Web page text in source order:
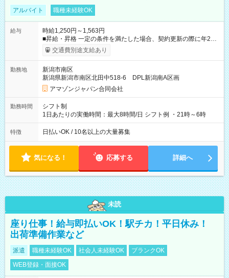
アルバイト 職種未経験OK
給与
時給1,250円～1,563円
■昇給・昇格 一定の条件を満たした場合、契約更新の際に年2回
まで昇給の機会があります。 ■正社員登用制度あり ※月末締/翌
月25日支払い ※時間外手当、別途支給 ※深夜割増賃金 (22:00～
☆Amazon直雇用で安定して働けます！ 【試用期間】試用期間
あり 試用期間の長さ：1週間 雇用形態、給与は本採用時と同じ
です。
交通費別途支給あり
勤務地
新潟市南区
新潟県新潟市南区北田中518-6 DPL新潟南A区画
アマゾンジャパン合同会社
勤務時間
シフト制
1日あたりの実働時間：最大8時間/日 シフト例 ・21時～6時
特徴 日払いOK / 10名以上の大量募集
気になる！ 応募する 詳細へ
未読
座り仕事！給与即払いOK！駅チカ！平日休み！
出荷準備作業など
派遣 職種未経験OK 社会人未経験OK
ブランクOK
WEB登録・面接OK